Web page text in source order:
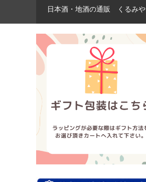
日本酒・地酒の通販 くるみや